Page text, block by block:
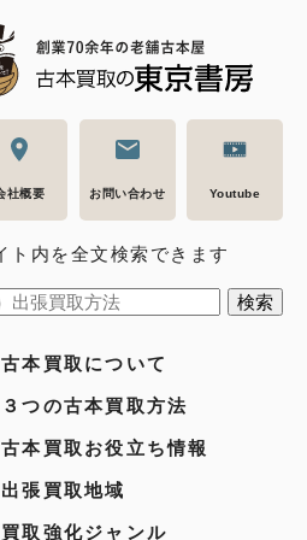
社概要 お問い合わせ Youtube
ト内を全文検索できます
古本買取について
３つの古本買取方法
古本買取お役立ち情報
出張買取地域
買取強化ジャンル